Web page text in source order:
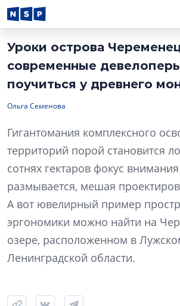
Уроки острова
современные
поучиться у древнего
Ольга Семенова
Гигантомания комплексного
территорий порой становится
сотнях гектаров фокус
размывается, мешая
А вот ювелирный пример
эргономики можно найти на
озере, расположенном в
Ленинградской области.